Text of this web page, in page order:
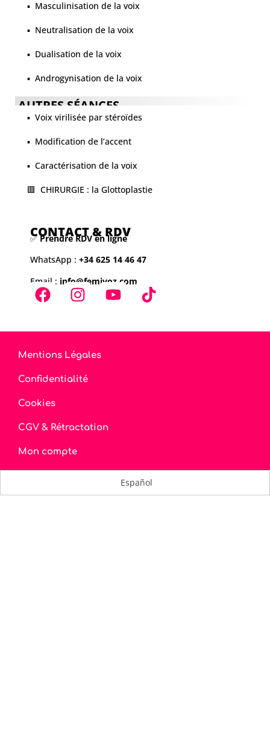
▪️ Masculinisation de la voix
▪️ Neutralisation de la voix
▪️ Dualisation de la voix
▪️ Androgynisation de la voix
AUTRES SÉANCES
▪️ Voix virilisée par stéroïdes
▪️ Modification de l’accent
▪️ Caractérisation de la voix
🟥 CHIRURGIE : la Glottoplastie
CONTACT & RDV
✅Prendre RDV en ligne
WhatsApp : +34 625 14 46 47
Email : info@femivoz.com
Mentions Légales
Confidentialité
Cookies
CGV & Rétractation
Mon compte
Español